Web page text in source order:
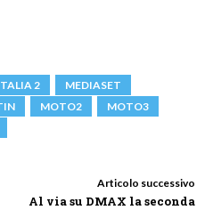
2
MEDIASET
MOTO2
MOTO3
Articolo successivo
Al via su DMAX la seconda